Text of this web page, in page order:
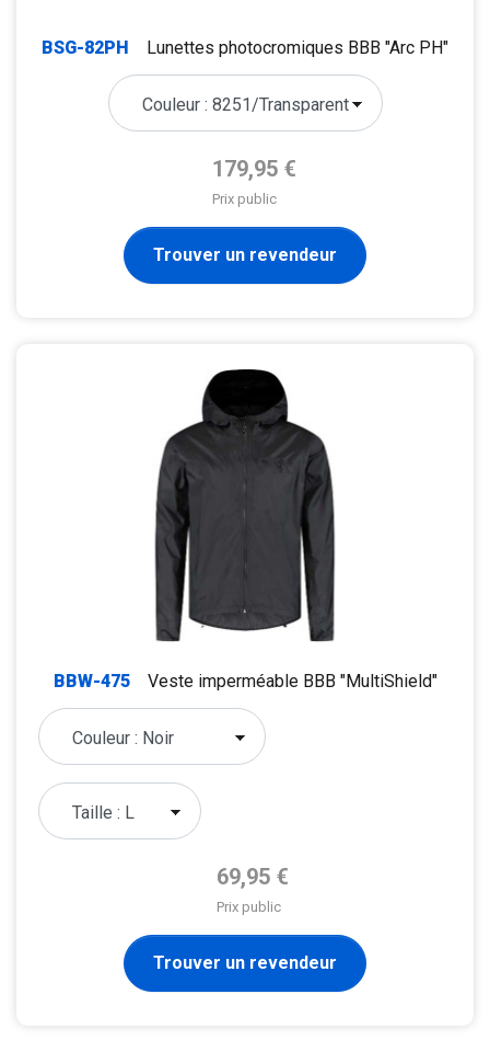
BSG-82PH Lunettes photocromiques BBB "Arc PH"
Prix de base
179,95 €
Prix public
Trouver un revendeur
BBW-475 Veste imperméable BBB "MultiShield"
Prix de base
69,95 €
Prix public
Trouver un revendeur